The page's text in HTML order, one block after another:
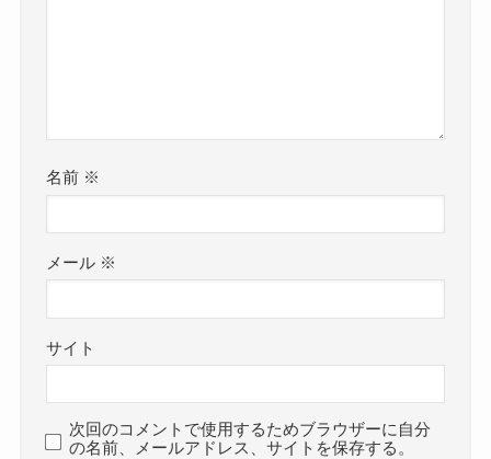
名前 ※
メール ※
サイト
次回のコメントで使用するためブラウザーに自分
の名前、メールアドレス、サイトを保存する。